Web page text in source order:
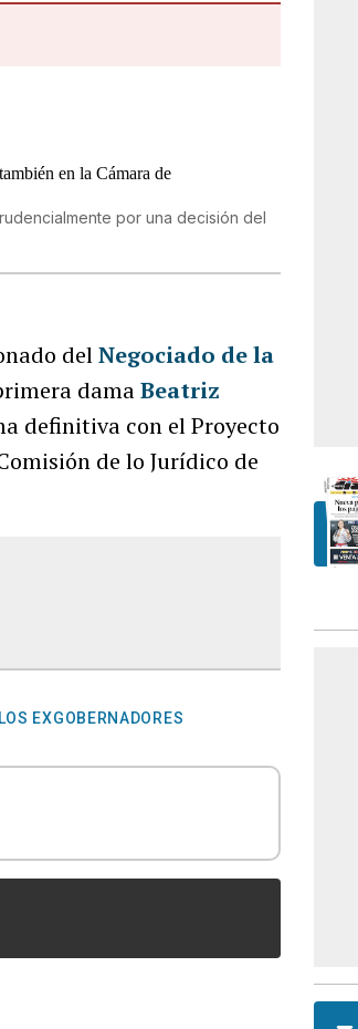
por una decisión del
delNegociado de la
damaBeatriz
definitiva con el Proyecto
de lo Jurídico de
EXGOBERNADORES